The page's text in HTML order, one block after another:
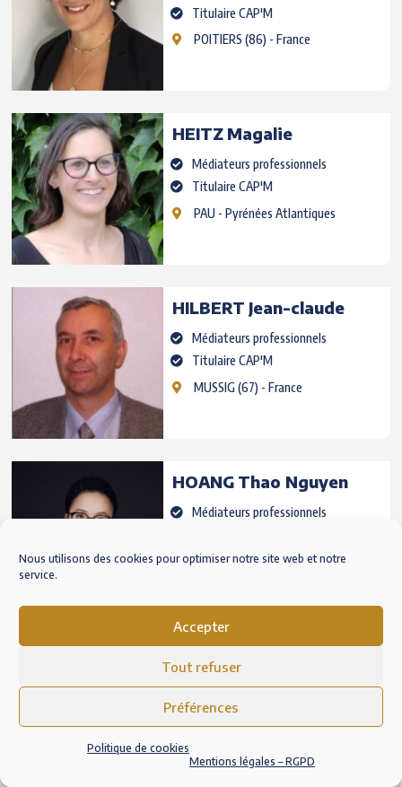
Nous utilisons des cookies pour optimiser notre site web et notre
service.
Accepter
Tout refuser
Préférences
Politique de cookies
Mentions légales – RGPD
Titulaire CAP'M
POITIERS (86) - France
HEITZ Magalie
Médiateurs professionnels
Titulaire CAP'M
PAU- Pyrénées Atlantiques
HILBERT Jean-claude
Médiateurs professionnels
Titulaire CAP'M
MUSSIG(67) - France
HOANG Thao Nguyen
Médiateurs professionnels
Paris(75) - France
Médiateurs professionnels
Titulaire CAP'M